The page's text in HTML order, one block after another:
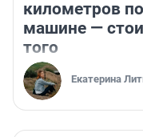
километров
машине —
того
Екатерина